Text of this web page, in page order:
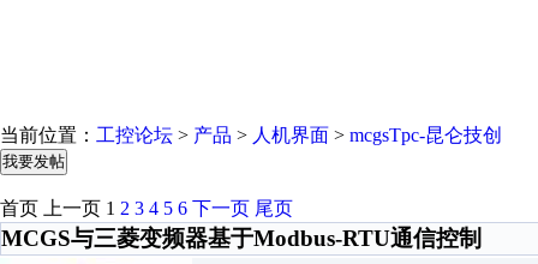
当前位置： 工控论坛 > 产品 > 人机界面 > mcgsTpc-昆仑技创
我要发帖
首页 上一页 1 2 3 4 5 6 下一页 尾页
MCGS与三菱变频器基于Modbus-RTU通信控制